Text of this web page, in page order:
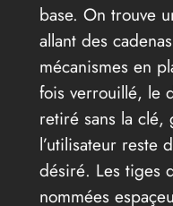
base. On trouve
allant des
mécanismes en
fois verrouillé, le
retiré sans la clé,
l’utilisateur reste
désiré. Les tiges
nommées